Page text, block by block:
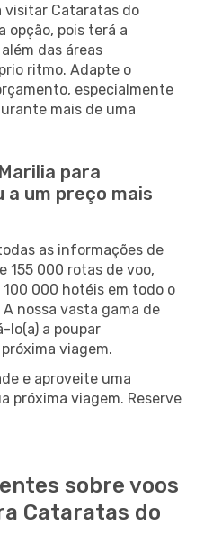
visitar Cataratas do
opção, pois terá a
das áreas
ritmo. Adapte o
especialmente
mais de uma
para
um preço mais
as informações de
155 000 rotas de voo,
000 hotéis em todo o
nossa vasta gama de
lo(a) a poupar
viagem.
e aproveite uma
próxima viagem. Reserve
sobre voos
Cataratas do